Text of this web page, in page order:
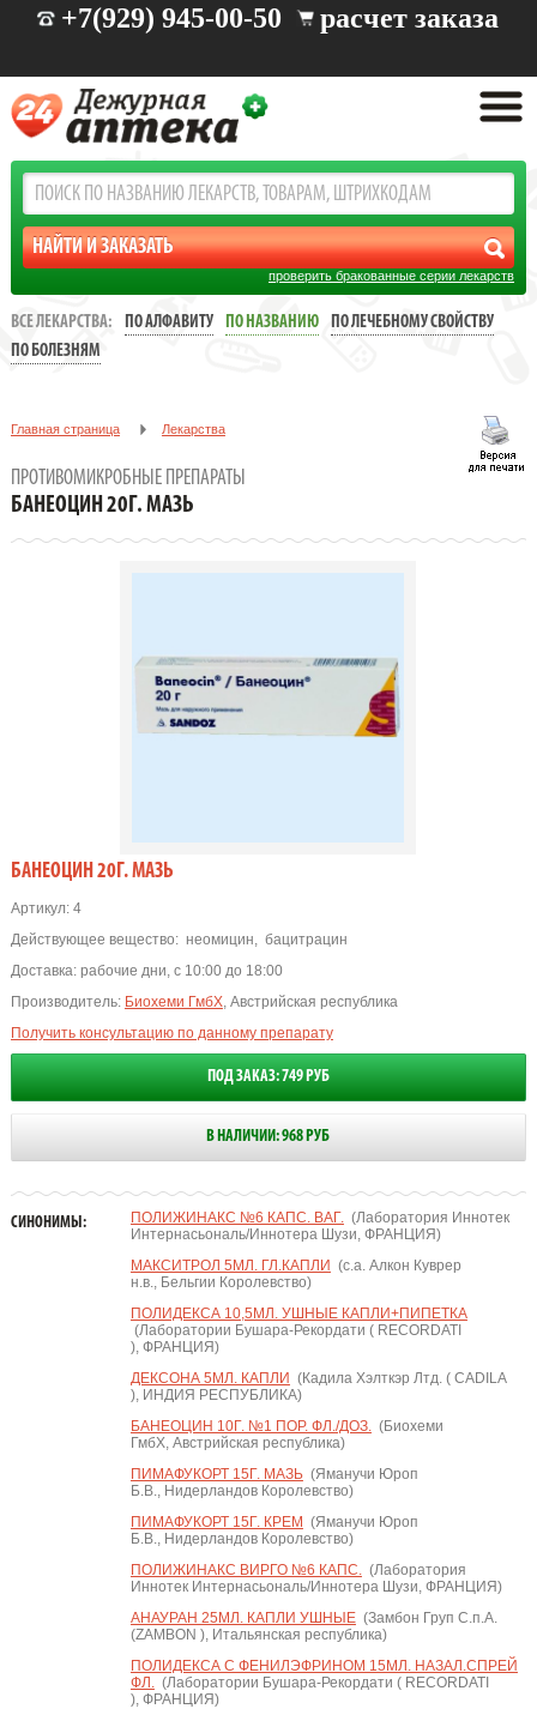
+7(929) 945-00-50 расчет заказа
проверить бракованные серии лекарств
ВСЕ ЛЕКАРСТВА: ПО АЛФАВИТУ ПО НАЗВАНИЮ
ПО ЛЕЧЕБНОМУ СВОЙСТВУ
ПО БОЛЕЗНЯМ
Главная страница Лекарства
ПРОТИВОМИКРОБНЫЕ ПРЕПАРАТЫ
БАНЕОЦИН 20Г. МАЗЬ
БАНЕОЦИН 20Г. МАЗЬ
Артикул:4
Действующее вещество: неомицин, бацитрацин
Доставка: рабочие дни, с 10:00 до 18:00
Производитель: Биохеми ГмбХ, Австрийская республика
Получить консультацию по данному препарату
ПОД ЗАКАЗ: 749 РУБ
В НАЛИЧИИ: 968 РУБ
СИНОНИМЫ: ПОЛИЖИНАКС №6 КАПС. ВАГ.(Лаборатория Иннотек
Интернасьональ/Иннотера Шузи, ФРАНЦИЯ)
МАКСИТРОЛ 5МЛ. ГЛ.КАПЛИ (с.а. Алкон Куврер
н.в., Бельгии Королевство)
ПОЛИДЕКСА 10,5МЛ. УШНЫЕ КАПЛИ+ПИПЕТКА
(Лаборатории Бушара-Рекордати ( RECORDATI
), ФРАНЦИЯ)
ДЕКСОНА 5МЛ. КАПЛИ (Кадила Хэлткэр Лтд. ( CADILA
), ИНДИЯ РЕСПУБЛИКА)
БАНЕОЦИН 10Г. №1 ПОР. ФЛ./ДОЗ.(Биохеми
ГмбХ, Австрийская республика)
ПИМАФУКОРТ 15Г. МАЗЬ(Яманучи Юроп
Б.В., Нидерландов Королевство)
ПИМАФУКОРТ 15Г. КРЕМ (Яманучи Юроп
Б.В., Нидерландов Королевство)
ПОЛИЖИНАКС ВИРГО №6 КАПС.(Лаборатория
Иннотек Интернасьональ/Иннотера Шузи, ФРАНЦИЯ)
АНАУРАН 25МЛ. КАПЛИ УШНЫЕ(Замбон Груп С.п.А.
(ZAMBON ), Итальянская республика)
ПОЛИДЕКСА С ФЕНИЛЭФРИНОМ 15МЛ. НАЗАЛ.СПРЕЙ
ФЛ.(Лаборатории Бушара-Рекордати ( RECORDATI
), ФРАНЦИЯ)